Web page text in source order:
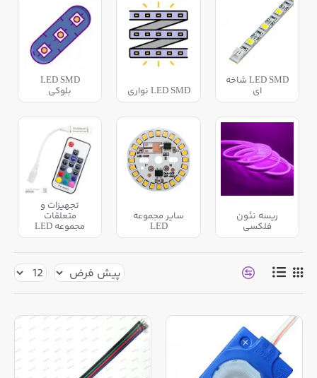
LED SMD شاخه
ای LED SMD نواری
LED SMD
بلوکی
ریسه نئون
فلکسی
سایر مجموعه
LED
تجهیزات و
متعلقات
مجموعه LED